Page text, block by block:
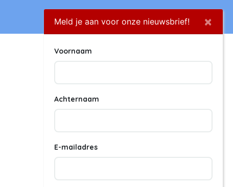
Meld je aan voor onze nieuwsbrief! ×
Voornaam
Achternaam
E-mailadres